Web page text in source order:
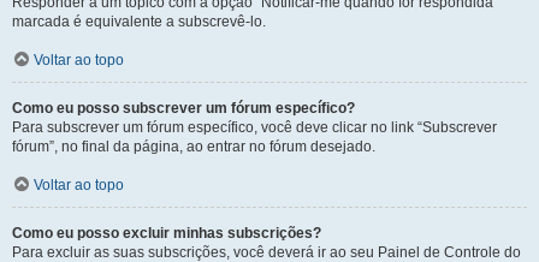
marcada é equivalente a subscrevê-lo.
Voltar ao topo
Como eu posso subscrever um fórum específico?
Para subscrever um fórum específico, você deve clicar no link “Subscrever
fórum”, no final da página, ao entrar no fórum desejado.
Voltar ao topo
Como eu posso excluir minhas subscrições?
Para excluir as suas subscrições, você deverá ir ao seu Painel de Controle do